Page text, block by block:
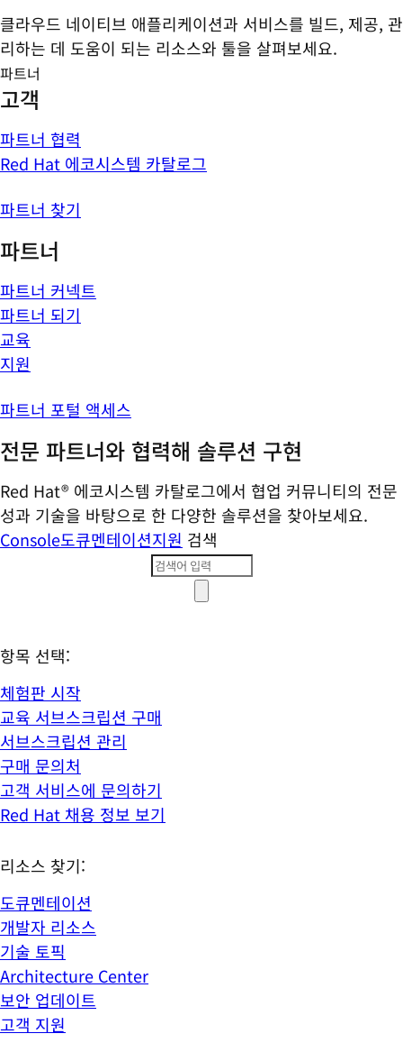
클라우드 네이티브 애플리케이션과 서비스를 빌드, 제공, 관
리하는 데 도움이 되는 리소스와 툴을 살펴보세요.
파트너
고객
파트너 협력
Red Hat 에코시스템 카탈로그
파트너 찾기
파트너
파트너 커넥트
파트너 되기
교육
지원
파트너 포털 액세스
전문 파트너와 협력해 솔루션 구현
Red Hat® 에코시스템 카탈로그에서 협업 커뮤니티의 전문
성과 기술을 바탕으로 한 다양한 솔루션을 찾아보세요.
Console도큐멘테이션지원 검색
항목 선택:
체험판 시작
교육 서브스크립션 구매
서브스크립션 관리
구매 문의처
고객 서비스에 문의하기
Red Hat 채용 정보 보기
리소스 찾기:
도큐멘테이션
개발자 리소스
기술 토픽
Architecture Center
보안 업데이트
고객 지원